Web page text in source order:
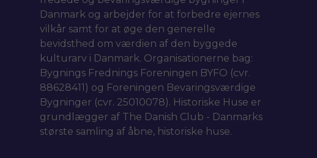
Danmark og arbejder for at forbedre ejernes
vilkår samt for at øge den generelle
bevidsthed om værdien af den byggede
kulturarv i Danmark. Organisationerne bag:
Bygnings Frednings Foreningen BYFO (cvr.
88628411) og Foreningen Bevaringsværdige
Bygninger (cvr. 25010078). Historiske Huse er
grundlægger af The Danish Club - Danmarks
største samling af åbne, historiske huse.